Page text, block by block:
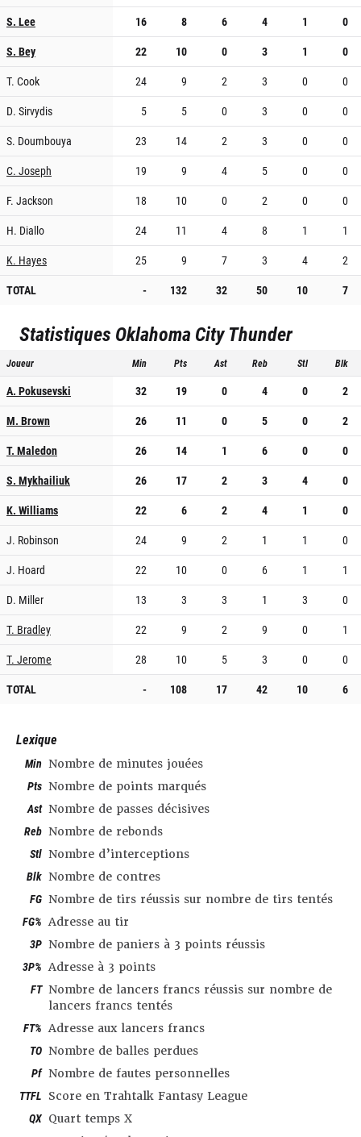
S. Lee
16 8 6 4 1
0
S. Bey
22 10 0 3 1
0
T. Cook
24 9 2 3 0
0
D. Sirvydis
5 5 0 3 0
0
S. Doumbouya
23 14 2 3 0
0
C. Joseph
19 9 4 5 0
0
F. Jackson
18 10 0 2 0
0
H. Diallo
24 11 4 8 1
1
K. Hayes
25 9 7 3 4
2
TOTAL
- 132 32 50 10 7
Statistiques Oklahoma City Thunder
Joueur Min Pts Ast Reb Stl Blk
A. Pokusevski 32 19 0 4 0
2
M. Brown
26 11 0 5 0
2
T. Maledon
26 14 1 6 0
0
S. Mykhailiuk
26 17 2 3 4
0
K. Williams
22 6 2 4 1
0
J. Robinson
24 9 2 1 1
0
J. Hoard
22 10 0 6 1
1
D. Miller
13 3 3 1 3
0
T. Bradley
22 9 2 9 0
1
T. Jerome
28 10 5 3 0
0
TOTAL
- 108 17 42 10 6
Lexique
Min Nombre de minutes jouées
Pts Nombre de points marqués
Ast Nombre de passes décisives
Reb Nombre de rebonds
Stl Nombre d’interceptions
Blk Nombre de contres
FG Nombre de tirs réussis sur nombre de tirs tentés
FG% Adresse au tir
3P Nombre de paniers à 3 points réussis
3P% Adresse à 3 points
FT Nombre de lancers francs réussis sur nombre de
lancers francs tentés
FT% Adresse aux lancers francs
TO Nombre de balles perdues
Pf Nombre de fautes personnelles
TTFL Score en Trahtalk Fantasy League
QX Quart temps X